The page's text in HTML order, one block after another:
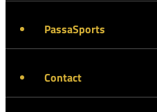
PassaSports
Contact